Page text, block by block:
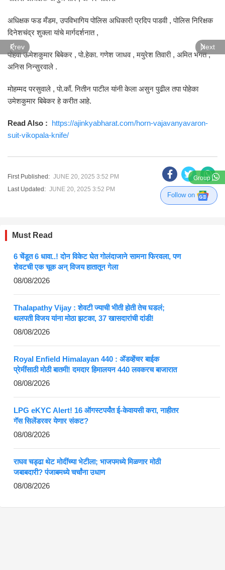
Group
अधिक्षक फड मँडम, उपविभागिय पोलिस अधिकारी प्रदिप पाडवी , पोलिस निरिक्षक
दिनेशचंद्र शुक्ला यांचे मार्गदर्शनात ,
पोहवा ऊमेशकुमार बिबेकर , पो.हेका. गणेश जाधव , मयुरेश तिवारी , अमित भगत ,
अनिस निन्सुरवाले .
मोहम्मद परसुवाले , पो.काँ. नितीन पाटील यांनी केला असुन पुढील तपा पोहेका
उमेशकुमार बिबेकर हे करीत आहे.
Read Also : https://ajinkyabharat.com/horn-vajavanyavaron-
suit-vikopala-knife/
First Published: JUNE 20, 2025 3:52 PM
Last Updated: JUNE 20, 2025 3:52 PM
Follow on
Prev Next
Must Read
6 चेंडूत 6 धावा..! दोन विकेट घेत गोलंदाजाने सामना फिरवला, पण
शेवटची एक चूक अन् विजय हातातून गेला
08/08/2026
Thalapathy Vijay : शेवटी ज्याची भीती होती तेच घडलं;
थलपती विजय यांना मोठा झटका, 37 खासदारांची दांडी!
08/08/2026
Royal Enfield Himalayan 440 : ॲडव्हेंचर बाईक
प्रेमींसाठी मोठी बातमी! दमदार हिमालयन 440 लवकरच बाजारात
08/08/2026
LPG eKYC Alert! 16 ऑगस्टपर्यंत ई-केवायसी करा, नाहीतर
गॅस सिलेंडरवर येणार संकट?
08/08/2026
राघव चड्ढा थेट मोदींच्या भेटीला; भाजपमध्ये मिळणार मोठी
जबाबदारी? पंजाबमध्ये चर्चांना उधाण
08/08/2026